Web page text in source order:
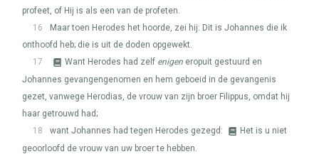
profeet, of Hij is als een van de profeten.
16
Maar toen Herodes het hoorde, zei hij: Dit is Johannes die ik
onthoofd heb; die is uit de doden opgewekt.
17
Want Herodes had zelf enigen eropuit gestuurd en
Johannes gevangengenomen en hem geboeid in de gevangenis
gezet, vanwege Herodias, de vrouw van zijn broer Filippus, omdat hij
haar getrouwd had;
18
want Johannes had tegen Herodes gezegd:
Het is u niet
geoorloofd de vrouw van uw broer te hebben.